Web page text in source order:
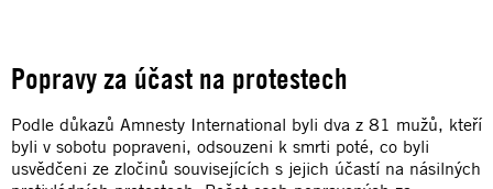
Popravy za účast na protestech
Podle důkazů Amnesty International byli dva z 81 mužů, kteří
byli v sobotu popraveni, odsouzeni k smrti poté, co byli
usvědčeni ze zločinů souvisejících s jejich účastí na násilných